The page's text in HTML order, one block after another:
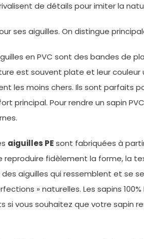
de détails pour imiter la
ses aiguilles. On distingue
en PVC sont des bandes de
est souvent plate et leur couleur
les moins chers. Ils sont parfaits
principal. Pour rendre un sapin
aiguilles PEsont fabriquées à
fidèlement la forme, la
aiguilles qui ressemblent et se
» naturelles. Les sapins 100%
vous souhaitez que votre sapin